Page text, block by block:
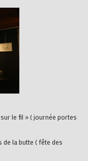
le fil » ( journée portes
la butte ( fête des